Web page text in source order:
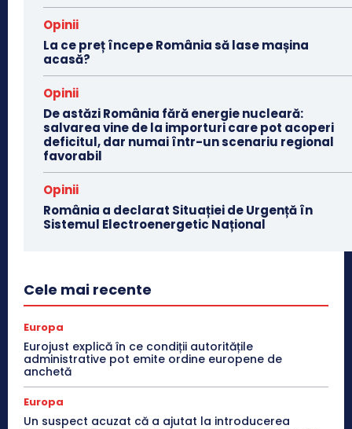
Opinii
La ce preț începe România să lase mașina
acasă?
Opinii
De astăzi România fără energie nucleară:
salvarea vine de la importuri care pot acoperi
deficitul, dar numai într-un scenariu regional
favorabil
Opinii
România a declarat Situației de Urgență în
Sistemul Electroenergetic Național
Cele mai recente
Europa
Eurojust explică în ce condiții autoritățile
administrative pot emite ordine europene de
anchetă
Europa
Un suspect acuzat că a ajutat la introducerea